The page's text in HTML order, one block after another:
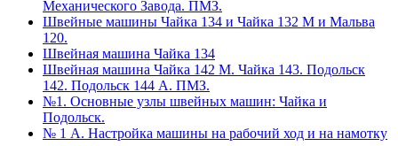
Механического Завода. ПМЗ.
Швейные машины Чайка 134 и Чайка 132 М и Мальва
120.
Швейная машина Чайка 134
Швейная машина Чайка 142 М. Чайка 143. Подольск
142. Подольск 144 А. ПМЗ.
№1. Основные узлы швейных машин: Чайка и
Подольск.
№ 1 А. Настройка машины на рабочий ход и на намотку